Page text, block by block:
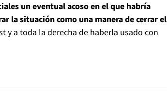
un eventual acoso en el que habría
la situación como una manera de cerrar el
y a toda la derecha de haberla usado con